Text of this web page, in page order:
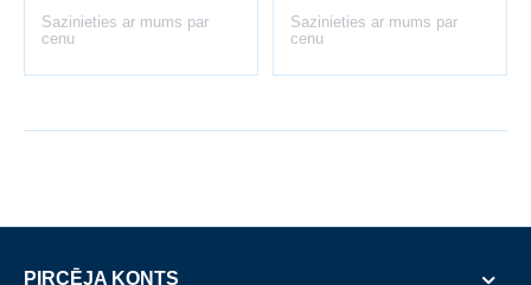
Sazinieties ar mums par
cenu
Sazinieties ar mums par
cenu
PIRCĒJA KONTS